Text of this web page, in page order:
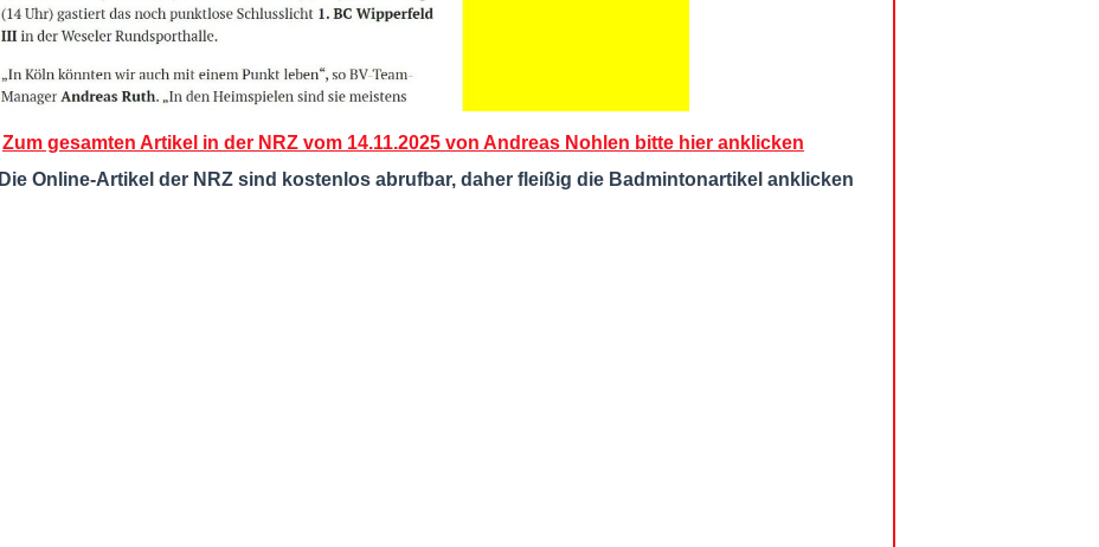
Zum gesamten Artikel in der NRZ vom 14.11.2025 von Andreas Nohlen bitte hier anklicken
Die Online-Artikel der NRZ sind kostenlos abrufbar, daher fleißig die Badmintonartikel anklicken